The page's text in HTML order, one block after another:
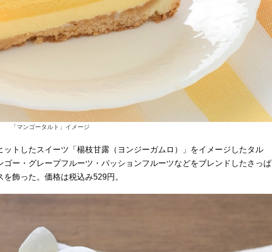
「マンゴータルト」イメージ
ットしたスイーツ「楊枝甘露（ヨンジーガムロ）」をイメージしたタル
ゴー・グレープフルーツ・パッションフルーツなどをブレンドしたさっぱ
飾った。価格は税込み529円。